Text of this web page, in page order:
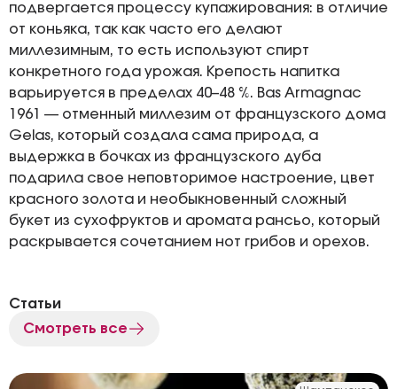
подвергается процессу купажирования: в отличие
от коньяка, так как часто его делают
миллезимным, то есть используют спирт
конкретного года урожая. Крепость напитка
варьируется в пределах 40–48 %. Bas Armagnac
1961 — отменный миллезим от французского дома
Gelas, который создала сама природа, а
выдержка в бочках из французского дуба
подарила свое неповторимое настроение, цвет
красного золота и необыкновенный сложный
букет из сухофруктов и аромата рансьо, который
раскрывается сочетанием нот грибов и орехов.
Статьи
Смотреть все